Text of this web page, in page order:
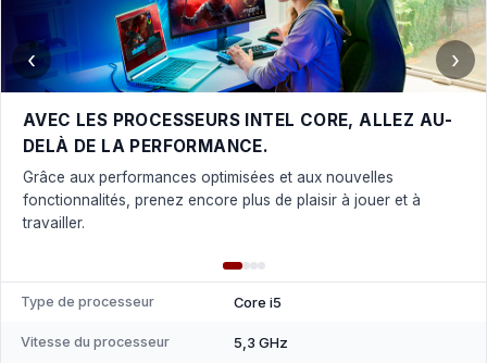
AVEC LES PROCESSEURS INTEL CORE, ALLEZ AU-
DELÀ DE LA PERFORMANCE.
Grâce aux performances optimisées et aux nouvelles
fonctionnalités, prenez encore plus de plaisir à jouer et à
travailler.
‹ ›
Type de processeur Core i5
Vitesse du processeur 5,3 GHz